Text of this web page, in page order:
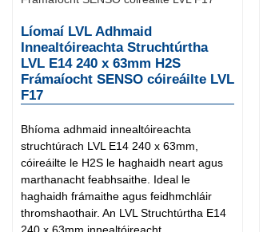
Líomaí LVL Adhmaid
Innealtóireachta Struchtúrtha
LVL E14 240 x 63mm H2S
Frámaíocht SENSO cóireáilte LVL
F17
Bhíoma adhmaid innealtóireachta
struchtúrach LVL E14 240 x 63mm,
cóireáilte le H2S le haghaidh neart agus
marthanacht feabhsaithe. Ideal le
haghaidh frámaithe agus feidhmchláir
thromshaothair. An LVL Struchtúrtha E14
240 x 63mm innealtóireacht ...